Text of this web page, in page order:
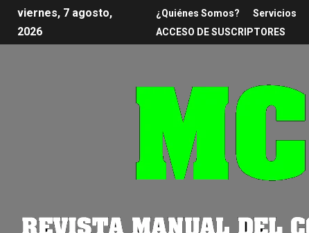
viernes, 7 agosto,
2026
¿Quiénes Somos? Servicios
ACCESO DE SUSCRIPTORES